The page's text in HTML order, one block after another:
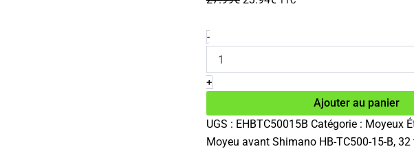
27.99€.23.94€.
-quantité
de
Moyeu
avant
Shimano
TC500-
15-
B
+
Ajouter au panier
UGS : EHBTC50015B Catégorie : Moyeux
Moyeu avant Shimano HB-TC500-15-B,